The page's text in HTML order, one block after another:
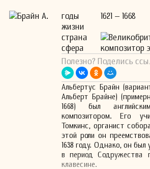
годы
жизни
1621 – 1668
страна
сфера
композитор
Полезно? Поделись
Альбертус Брайн
Альберт Брайне)
1668) был
композитором. Его
Томкинс, органист
этой роли он
1638 году. Однако, он был
в период Содружества
клавесине.